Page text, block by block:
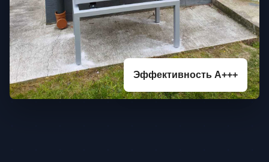
Эффективность A+++